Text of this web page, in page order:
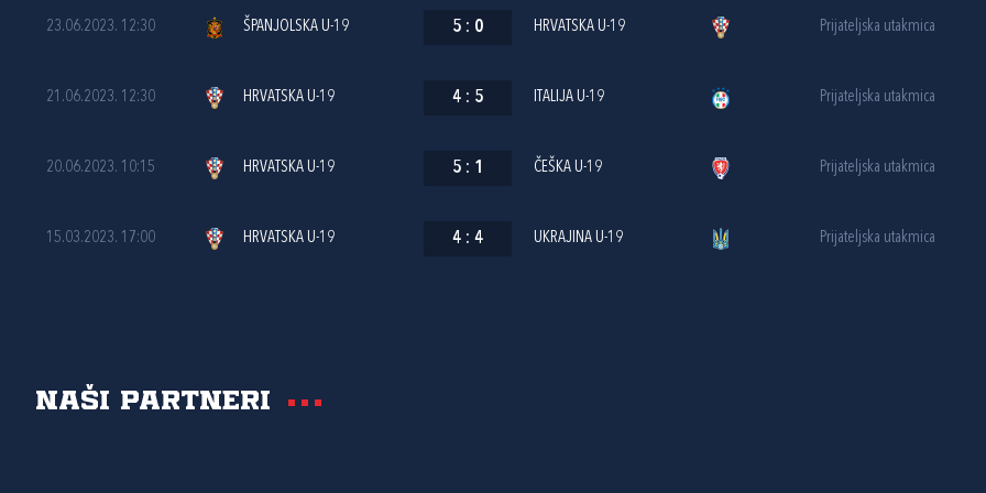
23.06.2023. 12:30 ŠPANJOLSKA U-19 5 : 0 HRVATSKA U-19 Prijateljska utakmica
21.06.2023. 12:30 HRVATSKA U-19 4 : 5 ITALIJA U-19 Prijateljska utakmica
20.06.2023. 10:15 HRVATSKA U-19 5 : 1 ČEŠKA U-19 Prijateljska utakmica
15.03.2023. 17:00 HRVATSKA U-19 4 : 4 UKRAJINA U-19 Prijateljska utakmica
Naši partneri